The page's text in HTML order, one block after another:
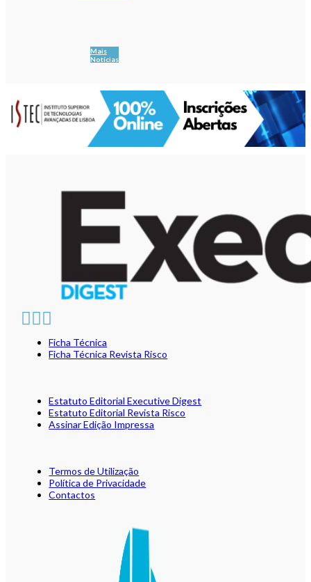
Mais
Notícias
Ficha Técnica
Ficha Técnica Revista Risco
Estatuto Editorial Executive Digest
Estatuto Editorial Revista Risco
Assinar Edição Impressa
Termos de Utilização
Política de Privacidade
Contactos